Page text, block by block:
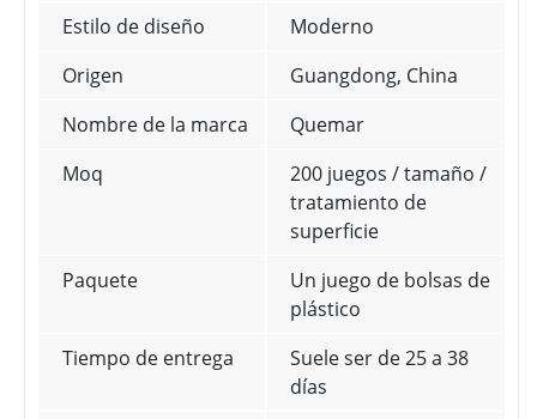
Estilo de diseño
Moderno
Origen
Guangdong, China
Nombre de la marca
Quemar
Moq
200 juegos / tamaño /
tratamiento de
superficie
Paquete
Un juego de bolsas de
plástico
Tiempo de entrega
Suele ser de 25 a 38
días